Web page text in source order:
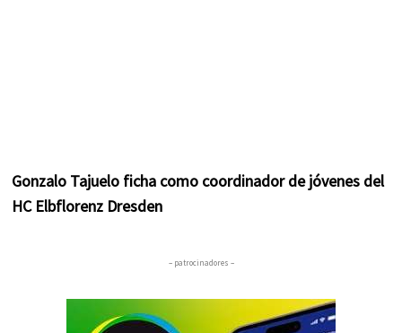
Gonzalo Tajuelo ficha como coordinador de jóvenes del
HC Elbflorenz Dresden
– patrocinadores –